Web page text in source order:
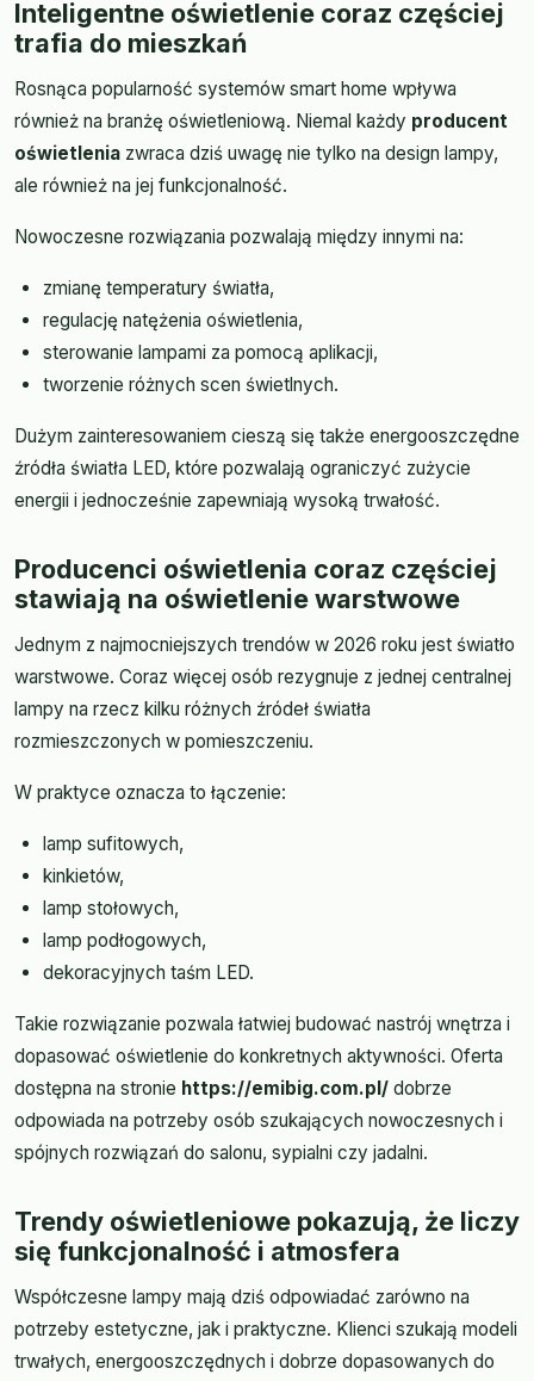
Inteligentne oświetlenie coraz częściej
trafia do mieszkań
Rosnąca popularność systemów smart home wpływa
również na branżę oświetleniową. Niemal każdy producent
oświetlenia zwraca dziś uwagę nie tylko na design lampy,
ale również na jej funkcjonalność.
Nowoczesne rozwiązania pozwalają między innymi na:
zmianę temperatury światła,
regulację natężenia oświetlenia,
sterowanie lampami za pomocą aplikacji,
tworzenie różnych scen świetlnych.
Dużym zainteresowaniem cieszą się także energooszczędne
źródła światła LED, które pozwalają ograniczyć zużycie
energii i jednocześnie zapewniają wysoką trwałość.
Producenci oświetlenia coraz częściej
stawiają na oświetlenie warstwowe
Jednym z najmocniejszych trendów w 2026 roku jest światło
warstwowe. Coraz więcej osób rezygnuje z jednej centralnej
lampy na rzecz kilku różnych źródeł światła
rozmieszczonych w pomieszczeniu.
W praktyce oznacza to łączenie:
lamp sufitowych,
kinkietów,
lamp stołowych,
lamp podłogowych,
dekoracyjnych taśm LED.
Takie rozwiązanie pozwala łatwiej budować nastrój wnętrza i
dopasować oświetlenie do konkretnych aktywności. Oferta
dostępna na stronie https://emibig.com.pl/ dobrze
odpowiada na potrzeby osób szukających nowoczesnych i
spójnych rozwiązań do salonu, sypialni czy jadalni.
Trendy oświetleniowe pokazują, że liczy
się funkcjonalność i atmosfera
Współczesne lampy mają dziś odpowiadać zarówno na
potrzeby estetyczne, jak i praktyczne. Klienci szukają modeli
trwałych, energooszczędnych i dobrze dopasowanych do